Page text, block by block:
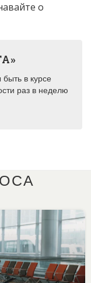
о
в курсе
раз в неделю